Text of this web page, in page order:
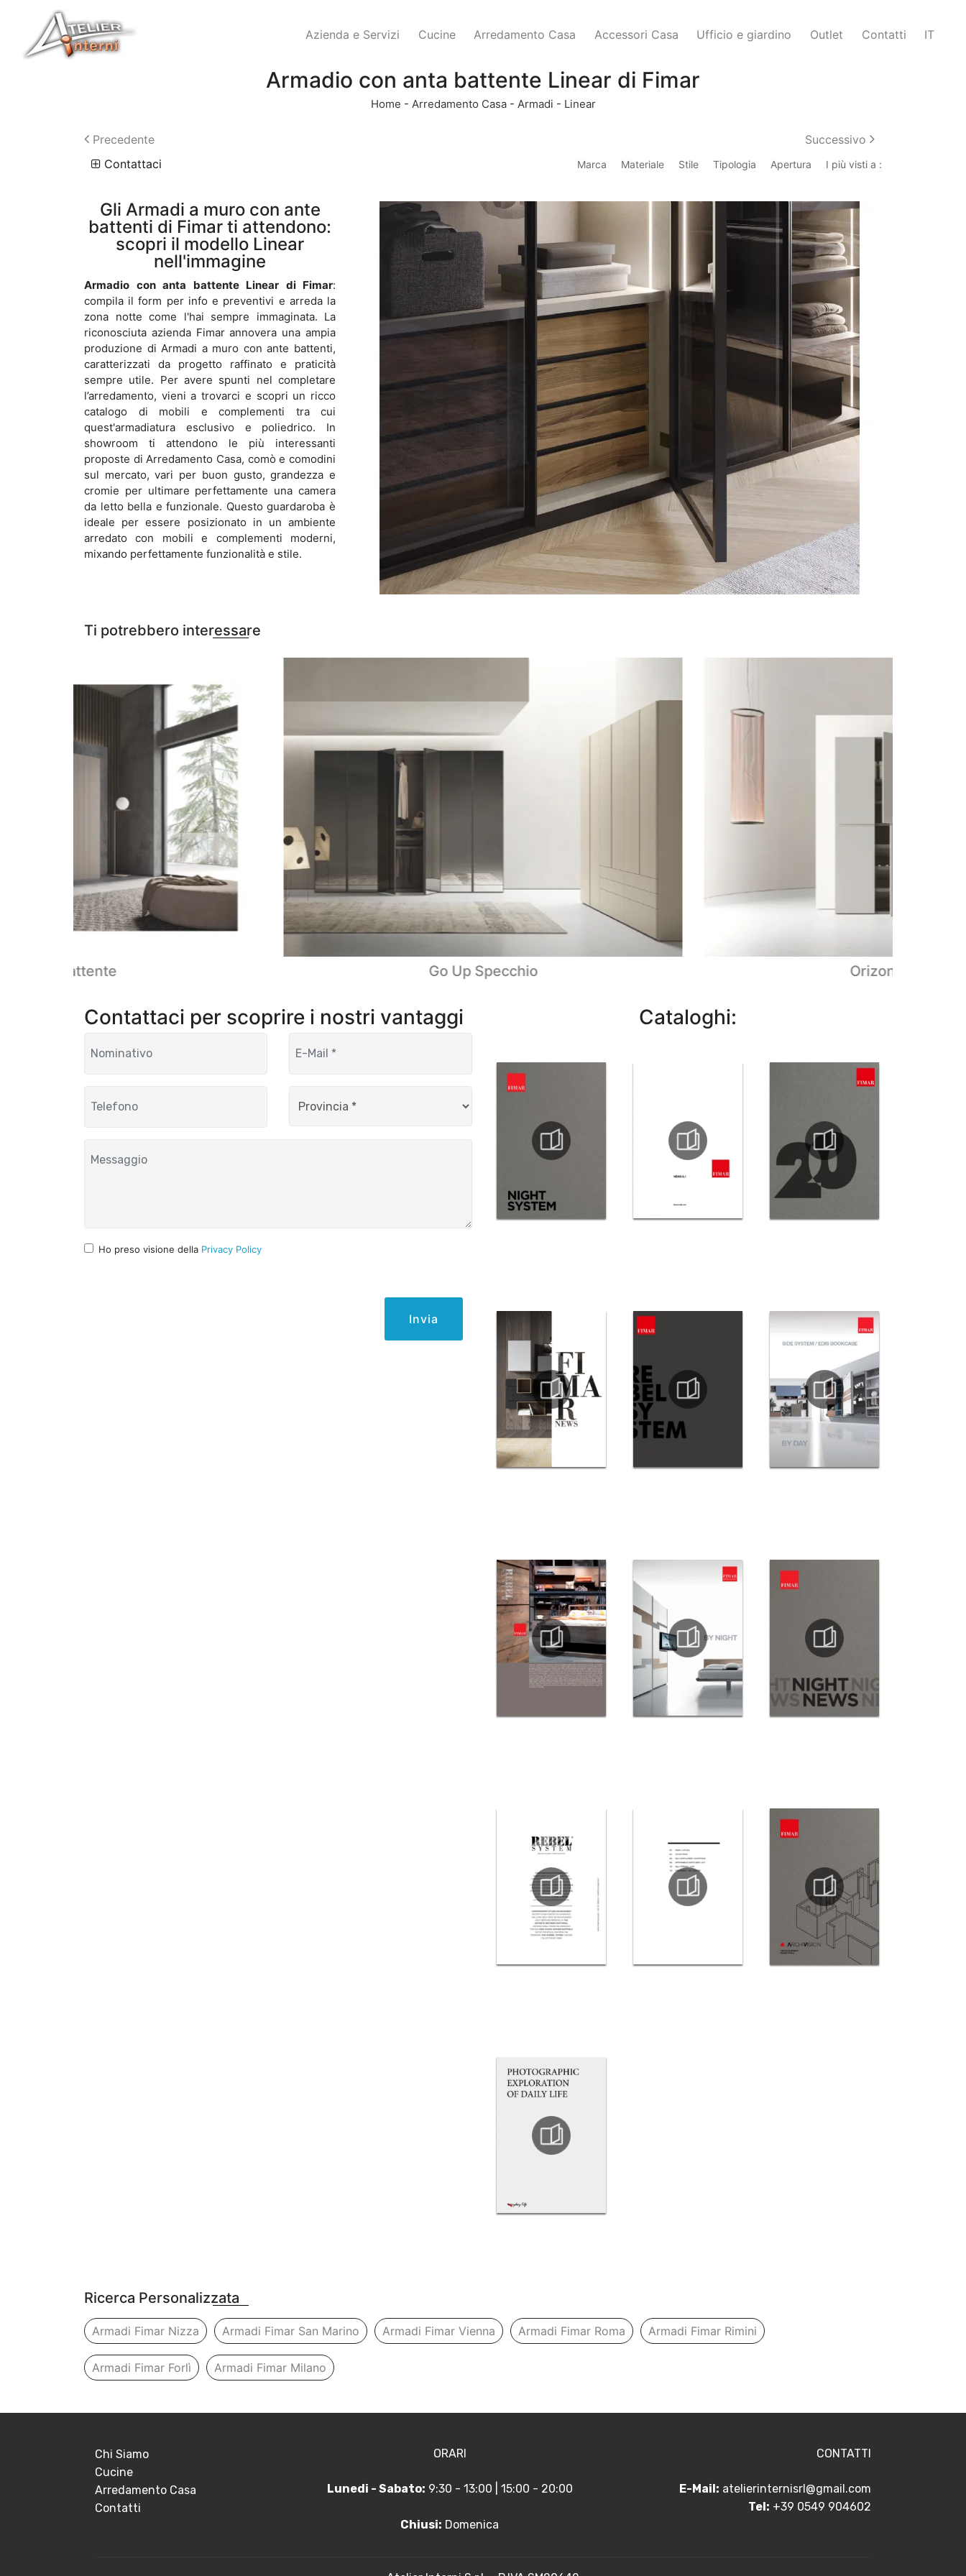
Azienda e Servizi Cucine Arredamento Casa Accessori Casa Ufficio e giardino Outlet Contatti IT
Armadio con anta battente Linear di Fimar
Home - Arredamento Casa- Armadi - Linear
Precedente
Successivo
Contattaci
Marca Materiale Stile Tipologia Apertura I più visti a :
Gli Armadi a muro con ante
battenti di Fimar ti attendono:
scopri il modello Linear
nell'immagine
Armadio con anta battente Linear di Fimar:
compila il form per info e preventivi e arreda la
zona notte come l'hai sempre immaginata. La
riconosciuta azienda Fimar annovera una ampia
produzione di Armadi a muro con ante battenti,
caratterizzati da progetto raffinato e praticità
sempre utile. Per avere spunti nel completare
l’arredamento, vieni a trovarci e scopri un ricco
catalogo di mobili e complementi tra cui
quest'armadiatura esclusivo e poliedrico. In
showroom ti attendono le più interessanti
proposte di Arredamento Casa, comò e comodini
sul mercato, vari per buon gusto, grandezza e
cromie per ultimare perfettamente una camera
da letto bella e funzionale. Questo guardaroba è
ideale per essere posizionato in un ambiente
arredato con mobili e complementi moderni,
mixando perfettamente funzionalità e stile.
Ti potrebbero interessare
Charm Battente Go Up Specchio Orizon Battente
Contattaci per scoprire i nostri vantaggi
Ho preso visione della Privacy Policy
Invia
Cataloghi:
Ricerca Personalizzata
Armadi Fimar Nizza Armadi Fimar San Marino Armadi Fimar Vienna Armadi Fimar Roma Armadi Fimar Rimini
Armadi Fimar Forlì Armadi Fimar Milano
Chi Siamo
Cucine
Arredamento Casa
Contatti
ORARI
Lunedi - Sabato: 9:30 - 13:00 | 15:00 - 20:00
Chiusi: Domenica
CONTATTI
E-Mail: atelierinternisrl@gmail.com
Tel: +39 0549 904602